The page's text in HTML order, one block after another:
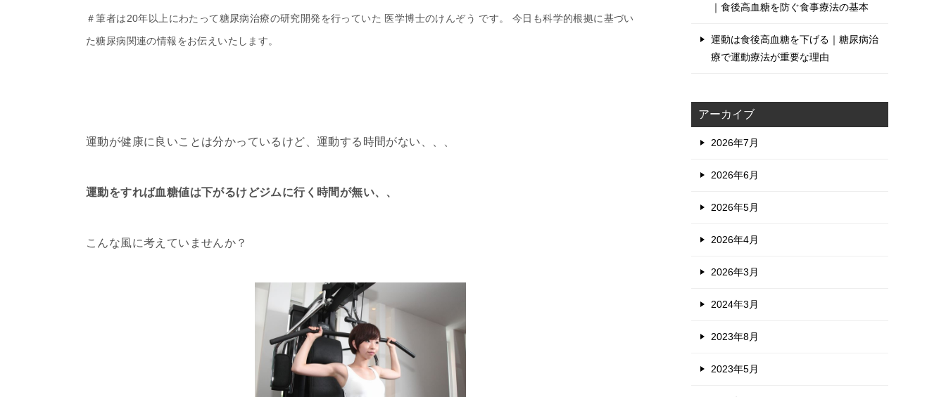
＃筆者は20年以上にわたって糖尿病治療の研究開発を行っていた 医学博士のけんぞう です。 今日も科学的根拠に基づい
た糖尿病関連の情報をお伝えいたします。
運動が健康に良いことは分かっているけど、運動する時間がない、、、
運動をすれば血糖値は下がるけどジムに行く時間が無い、、
こんな風に考えていませんか？
｜食後高血糖を防ぐ食事療法の基本
運動は食後高血糖を下げる｜糖尿病治
療で運動療法が重要な理由
アーカイブ
2026年7月
2026年6月
2026年5月
2026年4月
2026年3月
2024年3月
2023年8月
2023年5月